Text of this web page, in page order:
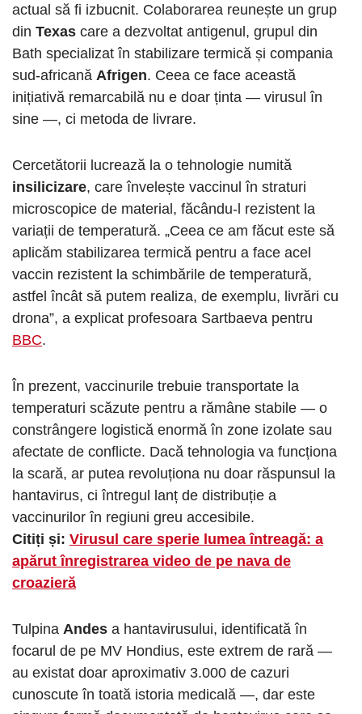
actual să fi izbucnit. Colaborarea reunește un grup
din Texas care a dezvoltat antigenul, grupul din
Bath specializat în stabilizare termică și compania
sud-africană Afrigen. Ceea ce face această
inițiativă remarcabilă nu e doar ținta — virusul în
sine —, ci metoda de livrare.
Cercetătorii lucrează la o tehnologie numită
insilicizare, care învelește vaccinul în straturi
microscopice de material, făcându-l rezistent la
variații de temperatură. „Ceea ce am făcut este să
aplicăm stabilizarea termică pentru a face acel
vaccin rezistent la schimbările de temperatură,
astfel încât să putem realiza, de exemplu, livrări cu
drona”, a explicat profesoara Sartbaeva pentru
BBC.
În prezent, vaccinurile trebuie transportate la
temperaturi scăzute pentru a rămâne stabile — o
constrângere logistică enormă în zone izolate sau
afectate de conflicte. Dacă tehnologia va funcționa
la scară, ar putea revoluționa nu doar răspunsul la
hantavirus, ci întregul lanț de distribuție a
vaccinurilor în regiuni greu accesibile.
Citiți și: Virusul care sperie lumea întreagă: a
apărut înregistrarea video de pe nava de
croazieră
Tulpina Andes a hantavirusului, identificată în
focarul de pe MV Hondius, este extrem de rară —
au existat doar aproximativ 3.000 de cazuri
cunoscute în toată istoria medicală —, dar este